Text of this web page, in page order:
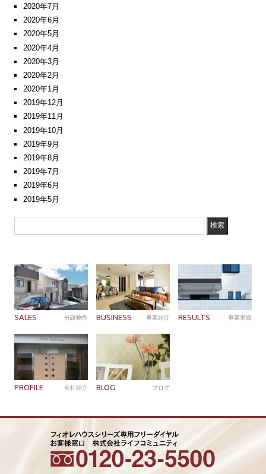
2020年7月
2020年6月
2020年5月
2020年4月
2020年3月
2020年2月
2020年1月
2019年12月
2019年11月
2019年10月
2019年9月
2019年8月
2019年7月
2019年6月
2019年5月
SALES 分譲物件 BUSINESS 事業紹介 RESULTS 事業実績
PROFILE 会社紹介 BLOG ブログ